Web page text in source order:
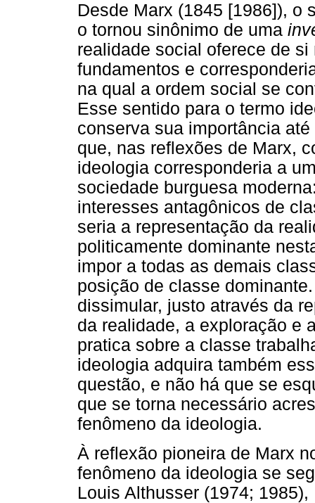
Desde Marx (1845 [1986]), o
o tornou sinônimo de uma
realidade social oferece de
fundamentos e
na qual a ordem social se
Esse sentido para o termo
conserva sua importância
que, nas reflexões de Marx,
ideologia corresponderia a
sociedade burguesa
interesses antagônicos de
seria a representação da
politicamente dominante
impor a todas as demais
posição de classe
dissimular, justo através da
da realidade, a exploração e
pratica sobre a classe
ideologia adquira também
questão, e não há que se
que se torna necessário
fenômeno da ideologia.
À reflexão pioneira de Marx
fenômeno da ideologia se
Louis Althusser (1974;